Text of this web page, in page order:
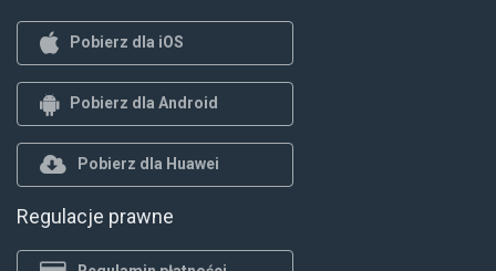
Pobierz dla iOS
Pobierz dla Android
Pobierz dla Huawei
Regulacje prawne